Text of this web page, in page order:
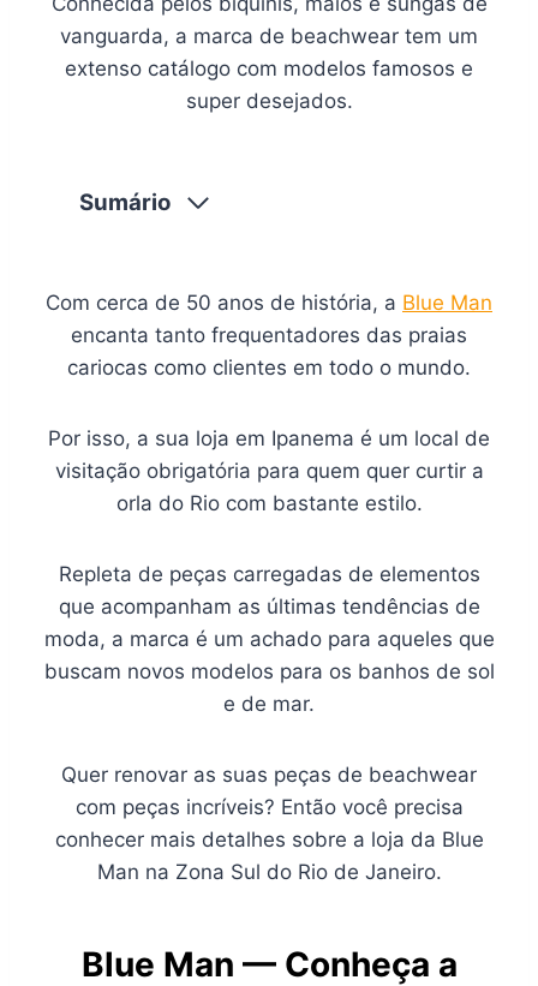
vanguarda, a marca de beachwear tem um
extenso catálogo com modelos famosos e
super desejados.
Sumário
Com cerca de 50 anos de história, a Blue Man
encanta tanto frequentadores das praias
cariocas como clientes em todo o mundo.
Por isso, a sua loja em Ipanema é um local de
visitação obrigatória para quem quer curtir a
orla do Rio com bastante estilo.
Repleta de peças carregadas de elementos
que acompanham as últimas tendências de
moda, a marca é um achado para aqueles que
buscam novos modelos para os banhos de sol
e de mar.
Quer renovar as suas peças de beachwear
com peças incríveis? Então você precisa
conhecer mais detalhes sobre a loja da Blue
Man na Zona Sul do Rio de Janeiro.
Blue Man — Conheça a